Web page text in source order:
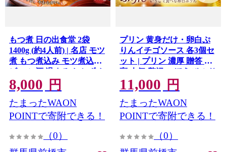
もつ煮 日の出食堂 2袋
1400g (約4人前) | 名店 モツ
煮 もつ煮込み モツ煮込み
ビール 酒 温まる おかず お
つまみ つまみ 惣菜 国産 豚
豚肉 冷蔵 グルメ 簡単 手軽
料理 家庭用 美味しい おつ
まみ 柔らか とろける ごは
8,000 円
たまったWAON
POINTで寄附できる！
（0）
プリン 黄身だけ・卵白ぷ
りんイチゴソース 各3個セ
ット | プリン 濃厚 贈答 最
高 人気 贅沢 ごほうび ぷり
ん 濃厚 黄身だけ 卵白 苺
いちご イチゴ たまご 卵 ス
イーツ 甘味 おやつ プレゼ
ント 贈答用 ギフト 群馬県
11,000 円
たまったWAON
POINTで寄附できる！
（0）